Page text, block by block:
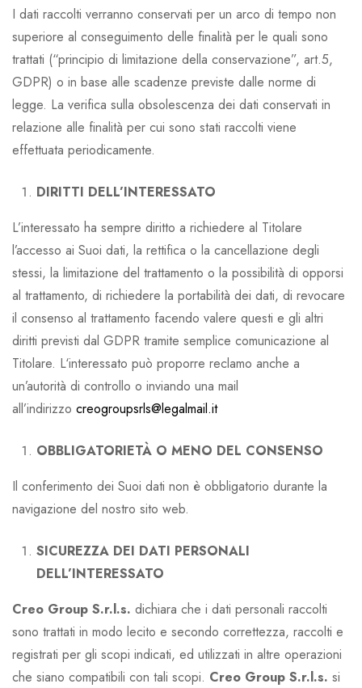
I dati raccolti verranno conservati per un arco di tempo non
superiore al conseguimento delle finalità per le quali sono
trattati (“principio di limitazione della conservazione”, art.5,
GDPR) o in base alle scadenze previste dalle norme di
legge. La verifica sulla obsolescenza dei dati conservati in
relazione alle finalità per cui sono stati raccolti viene
effettuata periodicamente.
DIRITTI DELL’INTERESSATO
L’interessato ha sempre diritto a richiedere al Titolare
l’accesso ai Suoi dati, la rettifica o la cancellazione degli
stessi, la limitazione del trattamento o la possibilità di opporsi
al trattamento, di richiedere la portabilità dei dati, di revocare
il consenso al trattamento facendo valere questi e gli altri
diritti previsti dal GDPR tramite semplice comunicazione al
Titolare. L‘interessato può proporre reclamo anche a
un’autorità di controllo o inviando una mail
all’indirizzo creogroupsrls@legalmail.it
OBBLIGATORIETÀ O MENO DEL CONSENSO
Il conferimento dei Suoi dati non è obbligatorio durante la
navigazione del nostro sito web.
SICUREZZA DEI DATI PERSONALI
DELL’INTERESSATO
Creo Group S.r.l.s. dichiara che i dati personali raccolti
sono trattati in modo lecito e secondo correttezza, raccolti e
registrati per gli scopi indicati, ed utilizzati in altre operazioni
che siano compatibili con tali scopi. Creo Group S.r.l.s. si